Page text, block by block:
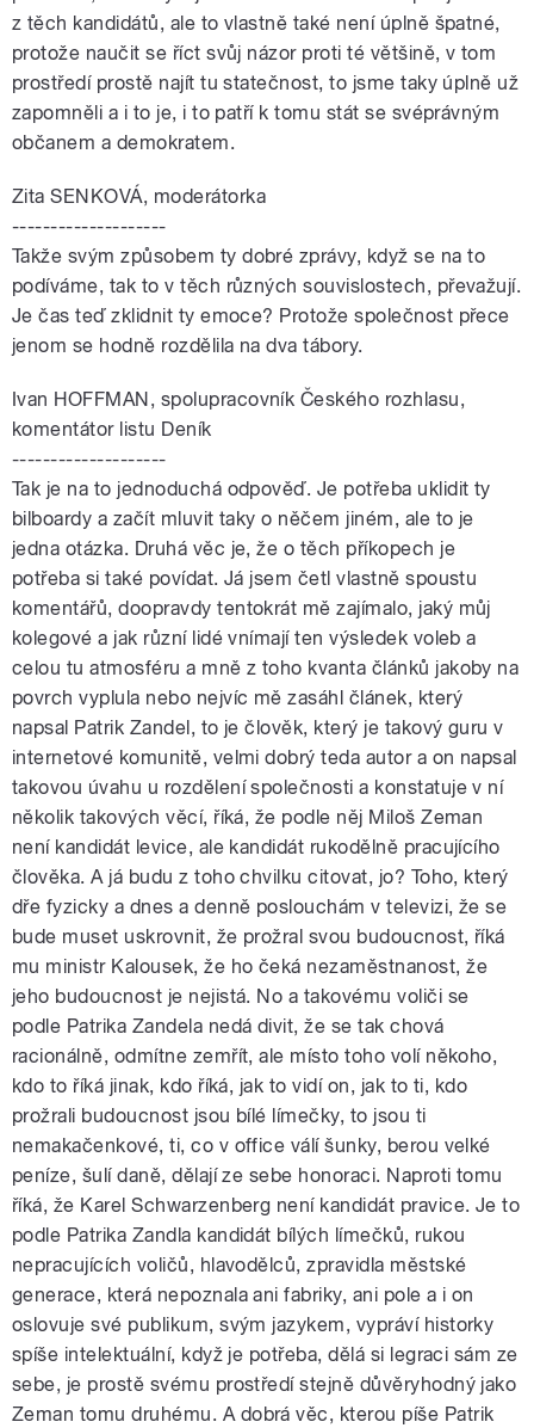
z těch kandidátů, ale to vlastně také není úplně špatné,
protože naučit se říct svůj názor proti té většině, v tom
prostředí prostě najít tu statečnost, to jsme taky úplně už
zapomněli a i to je, i to patří k tomu stát se svéprávným
občanem a demokratem.
Zita SENKOVÁ, moderátorka
--------------------
Takže svým způsobem ty dobré zprávy, když se na to
podíváme, tak to v těch různých souvislostech, převažují.
Je čas teď zklidnit ty emoce? Protože společnost přece
jenom se hodně rozdělila na dva tábory.
Ivan HOFFMAN, spolupracovník Českého rozhlasu,
komentátor listu Deník
--------------------
Tak je na to jednoduchá odpověď. Je potřeba uklidit ty
bilboardy a začít mluvit taky o něčem jiném, ale to je
jedna otázka. Druhá věc je, že o těch příkopech je
potřeba si také povídat. Já jsem četl vlastně spoustu
komentářů, doopravdy tentokrát mě zajímalo, jaký můj
kolegové a jak různí lidé vnímají ten výsledek voleb a
celou tu atmosféru a mně z toho kvanta článků jakoby na
povrch vyplula nebo nejvíc mě zasáhl článek, který
napsal Patrik Zandel, to je člověk, který je takový guru v
internetové komunitě, velmi dobrý teda autor a on napsal
takovou úvahu u rozdělení společnosti a konstatuje v ní
několik takových věcí, říká, že podle něj Miloš Zeman
není kandidát levice, ale kandidát rukodělně pracujícího
člověka. A já budu z toho chvilku citovat, jo? Toho, který
dře fyzicky a dnes a denně poslouchám v televizi, že se
bude muset uskrovnit, že prožral svou budoucnost, říká
mu ministr Kalousek, že ho čeká nezaměstnanost, že
jeho budoucnost je nejistá. No a takovému voliči se
podle Patrika Zandela nedá divit, že se tak chová
racionálně, odmítne zemřít, ale místo toho volí někoho,
kdo to říká jinak, kdo říká, jak to vidí on, jak to ti, kdo
prožrali budoucnost jsou bílé límečky, to jsou ti
nemakačenkové, ti, co v office válí šunky, berou velké
peníze, šulí daně, dělají ze sebe honoraci. Naproti tomu
říká, že Karel Schwarzenberg není kandidát pravice. Je to
podle Patrika Zandla kandidát bílých límečků, rukou
nepracujících voličů, hlavodělců, zpravidla městské
generace, která nepoznala ani fabriky, ani pole a i on
oslovuje své publikum, svým jazykem, vypráví historky
spíše intelektuální, když je potřeba, dělá si legraci sám ze
sebe, je prostě svému prostředí stejně důvěryhodný jako
Zeman tomu druhému. A dobrá věc, kterou píše Patrik